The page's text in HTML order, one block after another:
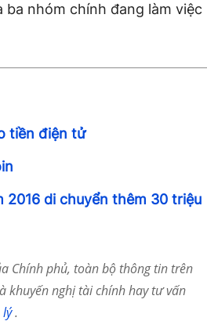
ba nhóm chính đang làm việc
tiền điện tử
2016 di chuyển thêm 30 triệu
Chính phủ, toàn bộ thông tin trên
khuyến nghị tài chính hay tư vấn
lý.